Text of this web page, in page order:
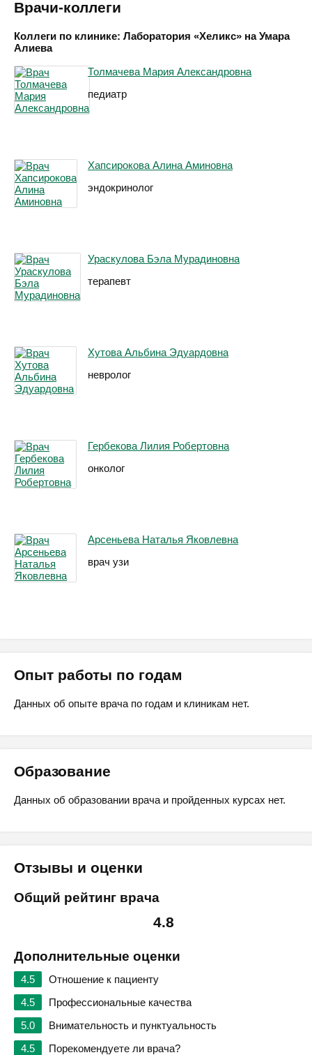
Врачи-коллеги
Коллеги по клинике: Лаборатория «Хеликс» на Умара
Алиева
Толмачева Мария Александровна
педиатр
Хапсирокова Алина Аминовна
эндокринолог
Ураскулова Бэла Мурадиновна
терапевт
Хутова Альбина Эдуардовна
невролог
Гербекова Лилия Робертовна
онколог
Арсеньева Наталья Яковлевна
врач узи
Опыт работы по годам
Данных об опыте врача по годам и клиникам нет.
Образование
Данных об образовании врача и пройденных курсах нет.
Отзывы и оценки
Общий рейтинг врача
4.8
Дополнительные оценки
4.5
Отношение к пациенту
4.5
Профессиональные качества
5.0
Внимательность и пунктуальность
4.5
Порекомендуете ли врача?